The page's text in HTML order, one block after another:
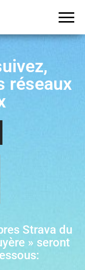
réseaux
Strava du
» seront